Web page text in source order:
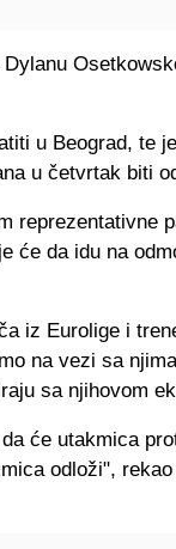
u Beograd, te
u četvrtak biti
reprezentativne
će da idu na
iz Eurolige i
na vezi sa
sa njihovom
će utakmica
odloži",